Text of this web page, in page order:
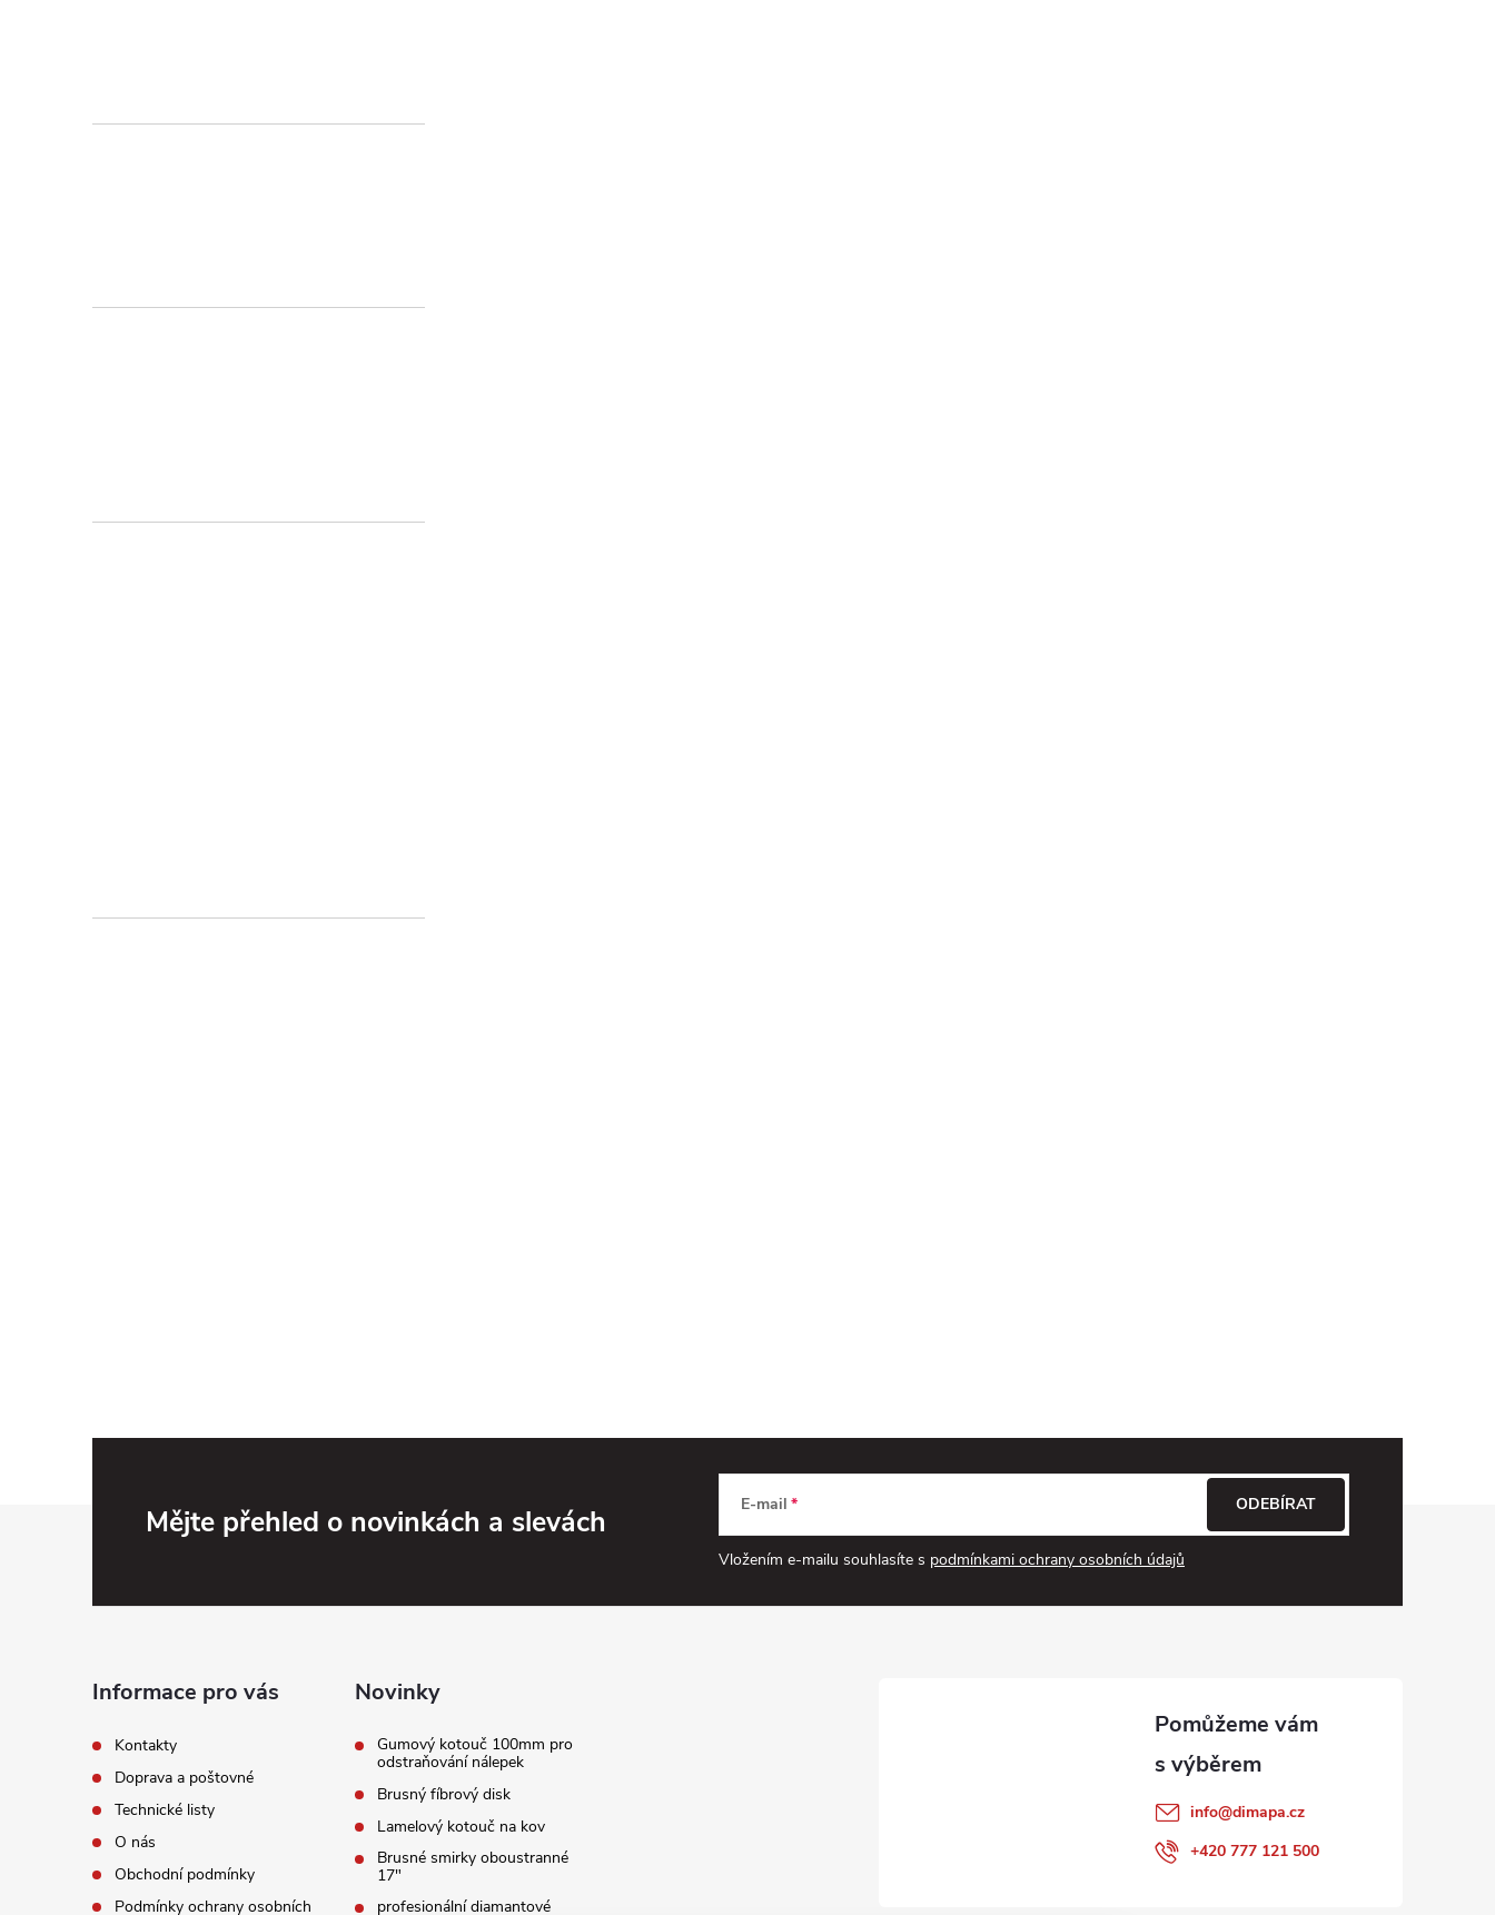
Mějte přehled o novinkách a slevách E-mail
Vložením e-mailu souhlasíte s podmínkami ochrany osobních údajů
ODEBÍRAT
Informace pro vás
Kontakty
Doprava a poštovné
Technické listy
O nás
Obchodní podmínky
Podmínky ochrany osobních
Novinky
Gumový kotouč 100mm pro
odstraňování nálepek
Brusný fíbrový disk
Lamelový kotouč na kov
Brusné smirky oboustranné
17"
profesionální diamantové
info@dimapa.cz
+420 777 121 500